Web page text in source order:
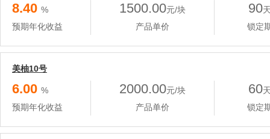
8.40 %
预期年化收益
1500.00元/块
产品单价
90
锁定
美柚10号
6.00 %
预期年化收益
2000.00元/块
产品单价
60
锁定